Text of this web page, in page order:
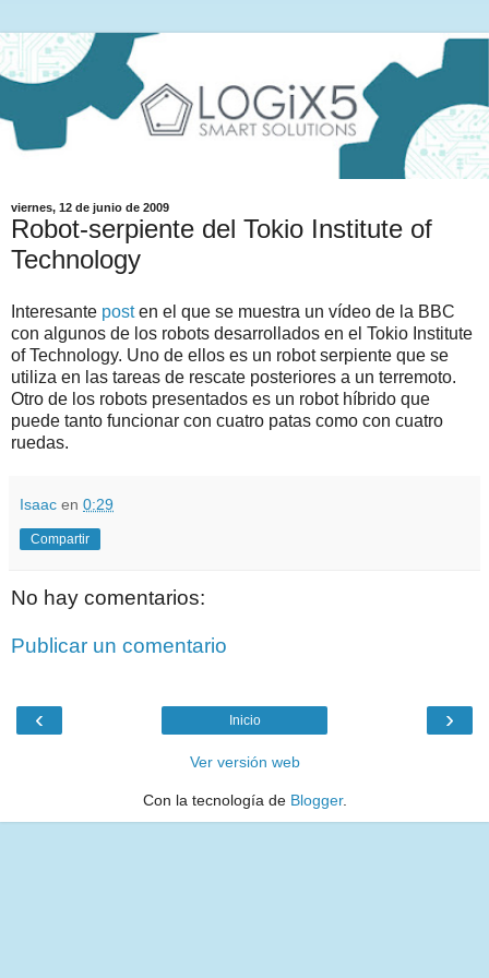
viernes, 12 de junio de 2009
Robot-serpiente del Tokio Institute of
Technology
Interesante posten el que se muestra un vídeo de la BBC
con algunos de los robots desarrollados en el Tokio Institute
of Technology. Uno de ellos es un robot serpiente que se
utiliza en las tareas de rescate posteriores a un terremoto.
Otro de los robots presentados es un robot híbrido que
puede tanto funcionar con cuatro patas como con cuatro
ruedas.
Isaac en 0:29
Compartir
No hay comentarios:
Publicar un comentario
‹ ›
Inicio
Ver versión web
Con la tecnología de Blogger.